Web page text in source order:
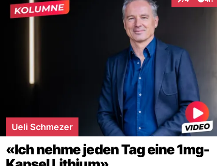
Interaktionen
Ueli Schmezer
«Ich nehme jeden Tag eine 1mg-